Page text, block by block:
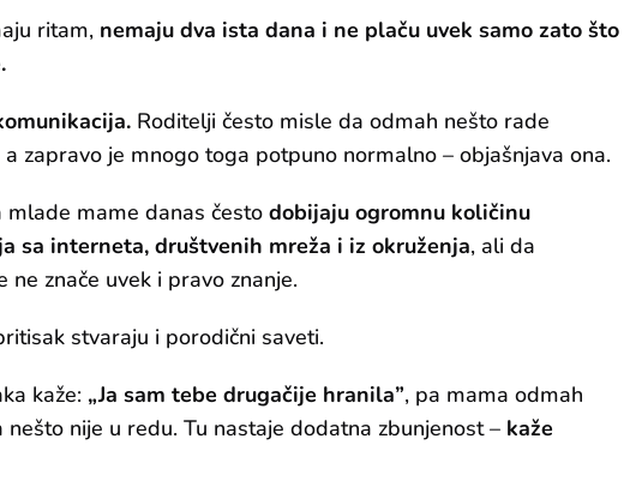
ritam, nemaju dva ista dana i ne plaču uvek samo zato što
Roditelji često misle da odmah nešto rade
zapravo je mnogo toga potpuno normalno – objašnjava ona.
mlade mame danas često dobijaju ogromnu količinu
sa interneta, društvenih mreža i iz okruženja, ali da
ne znače uvek i pravo znanje.
stvaraju i porodični saveti.
kaže: „Ja sam tebe drugačije hranila”, pa mama odmah
nešto nije u redu. Tu nastaje dodatna zbunjenost – kaže